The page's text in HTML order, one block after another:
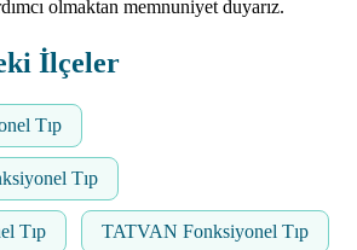
olmaktan memnuniyet duyarız.
İlçeler
Tıp
Tıp
Tıp TATVAN Fonksiyonel Tıp